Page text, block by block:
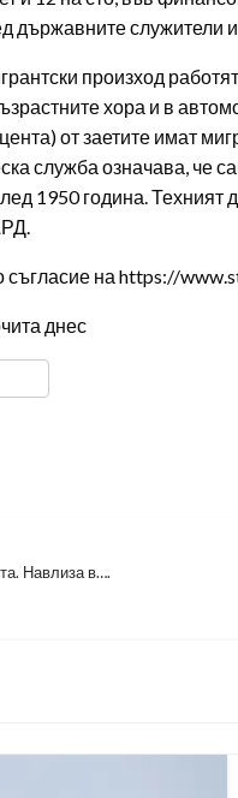
държавните служители
произход
хора и в
от заетите имат
служба означава, че
1950 година. Техният
съгласие на https://
днес
Навлиза в….